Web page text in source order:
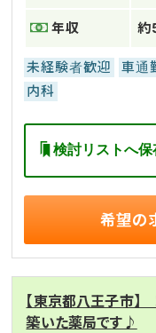
年収 約
未経験者歓迎 車通
内科
検討リストへ保
希望の
【東京都八王子市
築いた薬局です♪